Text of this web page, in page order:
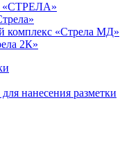
«СТРЕЛА»
комплекс «Стрела МД»
2К»
нанесения разметки